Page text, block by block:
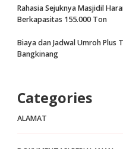
Rahasia Sejuknya Masjidil
Berkapasitas 155.000 Ton
Biaya dan Jadwal Umroh Plus
Bangkinang
Categories
ALAMAT